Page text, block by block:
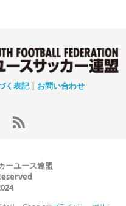
く表記| お問い合わせ
ーユース連盟